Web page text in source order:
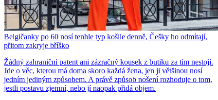
Belgičanky po 60 nosí tenhle typ košile denně, Češky ho odmítají,
přitom zakryje bříško
Žádný zahraniční patent ani zázračný kousek z butiku za tím nestojí.
Jde o věc, kterou má doma skoro každá žena, jen ji většinou nosí
jedním jediným způsobem. A právě způsob nošení rozhoduje o tom,
jestli postavu zjemní, nebo jí naopak přidá objem.